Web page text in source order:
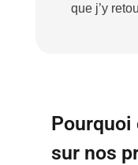
que j’y
sur nos